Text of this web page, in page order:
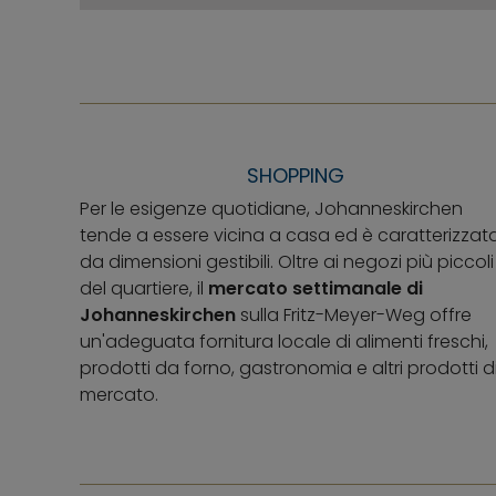
SHOPPING
Per le esigenze quotidiane, Johanneskirchen
tende a essere vicina a casa ed è
da dimensioni gestibili. Oltre ai negozi più piccoli
del quartiere, il mercato settimanale di
Johanneskirchen sulla Fritz-Meyer-Weg offre
un'adeguata fornitura locale di alimenti freschi,
prodotti da forno, gastronomia e altri prodotti
mercato.